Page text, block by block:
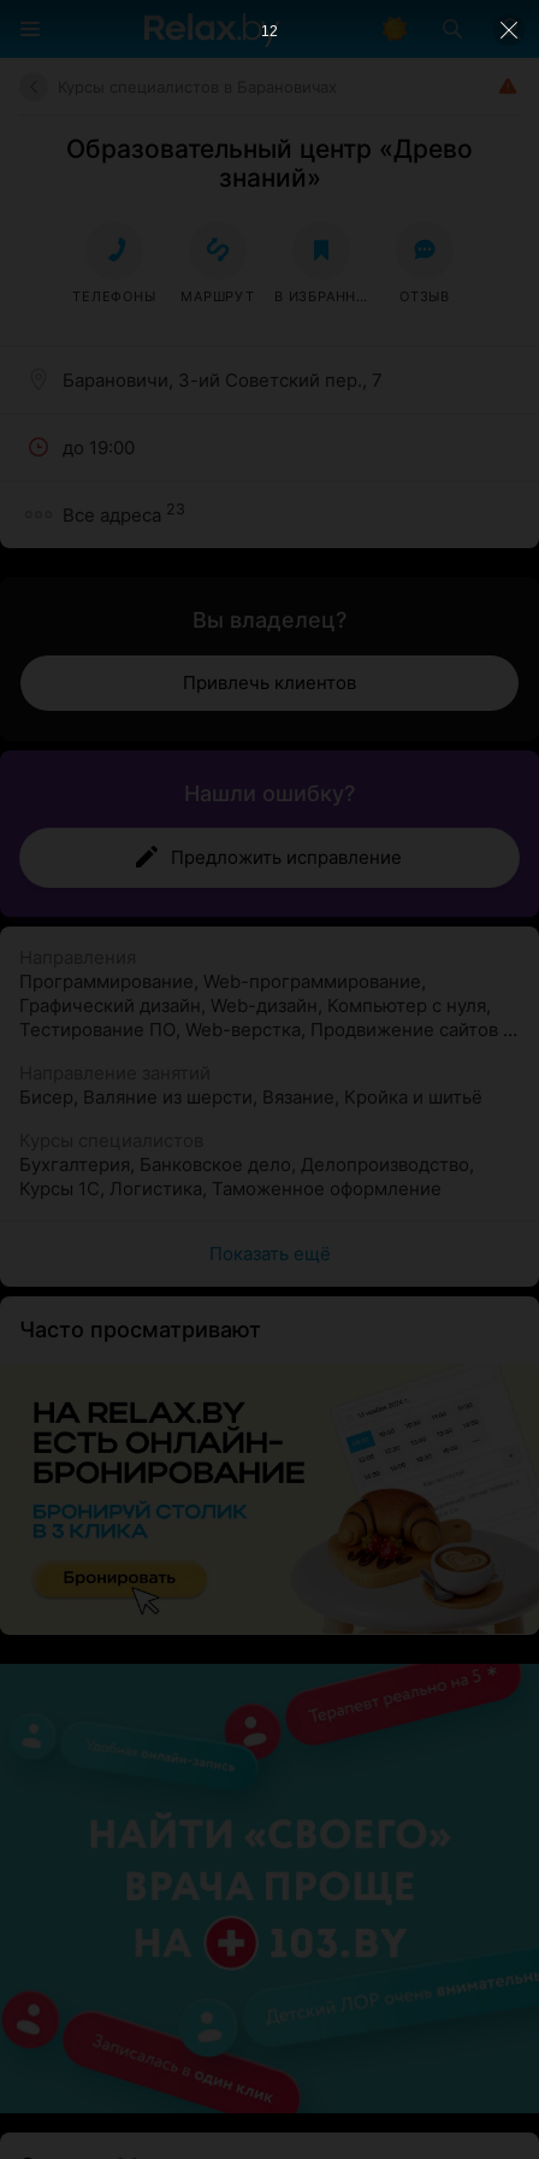
Образовательный центр «Древо
знаний»
Барановичи, 3-ий Советский пер., 7
до 19:00
Все адреса 23
ТЕЛЕФОНЫ МАРШРУТ В ИЗБРАННОЕ ОТЗЫВ
Вы владелец?
Привлечь клиентов
Нашли ошибку?
Предложить исправление
Программирование, Web-программирование,
Графический дизайн , Web-дизайн , Компьютер с нуля,
Тестирование ПО, Web-верстка, Продвижение сайтов в
Бисер, Валяние из шерсти, Вязание, Кройка и шитьё
Бухгалтерия, Банковское дело, Делопроизводство,
Курсы 1С, Логистика, Таможенное оформление
Показать ещё
Часто просматривают
11